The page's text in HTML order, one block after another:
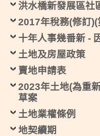
洪水橋新發展區社
2017年稅務(修訂
十年⼈事幾番新 -
土地及房屋政策
賣地申請表
2023年土地(為重
草案
土地業權條例
地契續期